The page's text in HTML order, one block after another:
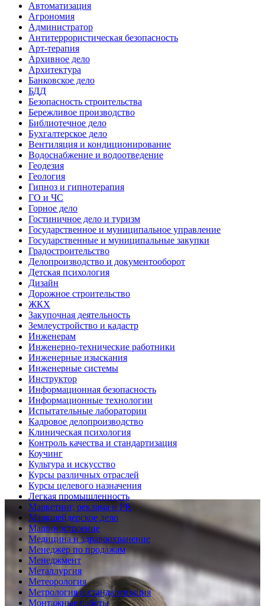
Автоматизация
Агрономия
Администратор
Антитеррористическая безопасность
Арт-терапия
Архивное дело
Архитектура
Банковское дело
БДД
Безопасность строительства
Бережливое производство
Библиотечное дело
Бухгалтерское дело
Вентиляция и кондиционирование
Водоснабжение и водоотведение
Геодезия
Геология
Гипноз и гипнотерапия
ГО и ЧС
Горное дело
Гостиничное дело и туризм
Государственное и муниципальное управление
Государственные и муниципальные закупки
Градостроительство
Делопроизводство и документооборот
Детская психология
Дизайн
Дорожное строительство
ЖКХ
Закупочная деятельность
Землеустройство и кадастр
Инженерам
Инженерно-технические работники
Инженерные изыскания
Инженерные системы
Инструктор
Информационная безопасность
Информационные технологии
Испытательные лаборатории
Кадровое делопроизводство
Клиническая психология
Контроль качества и стандартизация
Коучинг
Культура и искусство
Курсы различных отраслей
Курсы целевого назначения
Легкая промышленность
Маркетинг, реклама и PR
Маркшейдерское дело
Машиностроение
Медицина и здравоохранение
Менеджер по продажам
Менеджмент
Металлургия
Метеорология
Метрология и стандартизация
Монтажные работы